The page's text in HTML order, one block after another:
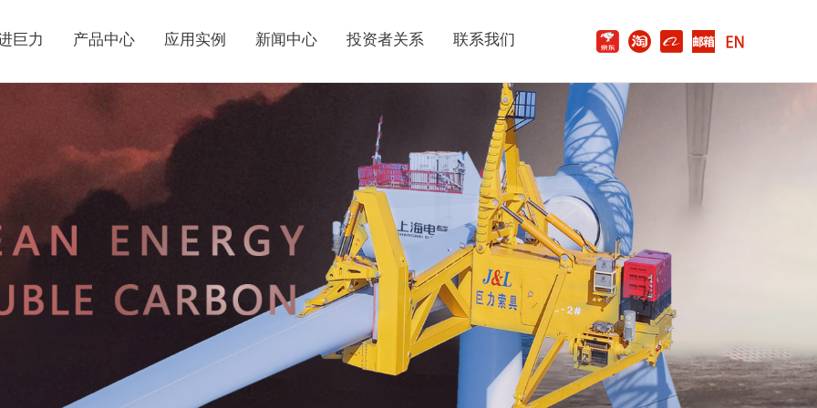
巨力 产品中心 应用实例 新闻中心 投资者关系 联系我们